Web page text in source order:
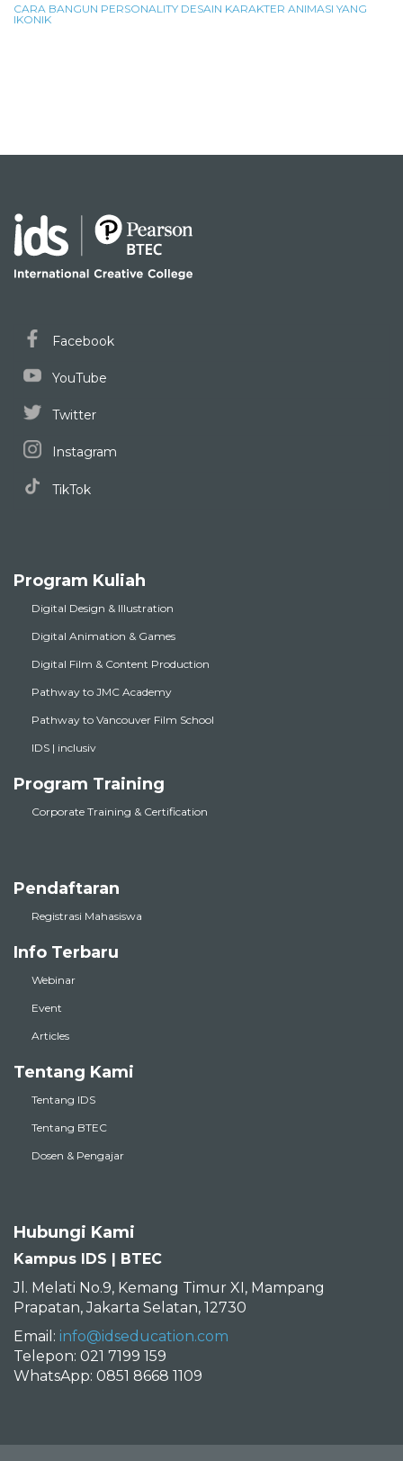
CARA BANGUN PERSONALITY DESAIN KARAKTER ANIMASI YANG
IKONIK
Facebook
YouTube
Twitter
Instagram
TikTok
Program Kuliah
Digital Design & Illustration
Digital Animation & Games
Digital Film & Content Production
Pathway to JMC Academy
Pathway to Vancouver Film School
IDS | inclusiv
Program Training
Corporate Training & Certification
Pendaftaran
Registrasi Mahasiswa
Info Terbaru
Webinar
Event
Articles
Tentang Kami
Tentang IDS
Tentang BTEC
Dosen & Pengajar
Hubungi Kami
Kampus IDS | BTEC
Jl. Melati No.9, Kemang Timur XI, Mampang
Prapatan, Jakarta Selatan, 12730
Email: info@idseducation.com
Telepon: 021 7199 159
WhatsApp: 0851 8668 1109